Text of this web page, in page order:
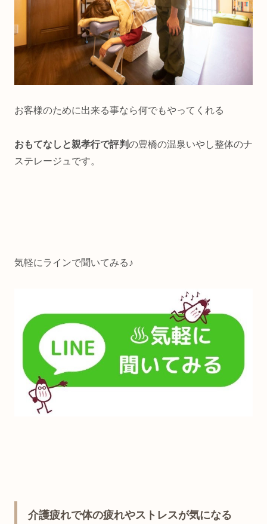
お客様のために出来る事なら何でもやってくれる
おもてなしと親孝行で評判の豊橋の温泉いやし整体のナ
ステレージュです。
気軽にラインで聞いてみる♪
介護疲れで体の疲れやストレスが気になる